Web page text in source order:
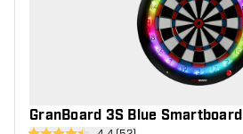
GranBoard 3S Blue Smartboard